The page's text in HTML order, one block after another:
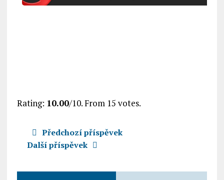
Rating: 10.00/10. From 15 votes.
Předchozí příspěvek
Další příspěvek